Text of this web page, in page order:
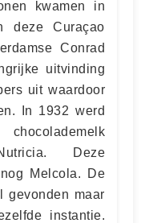
kwamen in
deze Curaçao
Conrad
uitvinding
uit waardoor
In 1932 werd
Deze
Melcola. De
gevonden maar
instantie.